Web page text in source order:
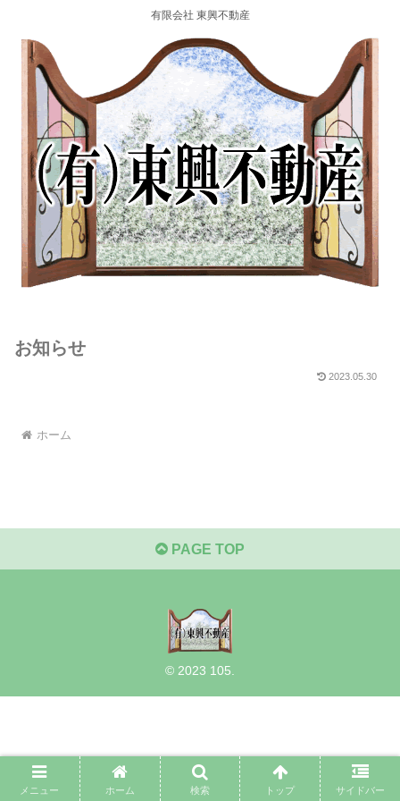
有限会社 東興不動産
お知らせ
2023.05.30
ホーム
PAGE TOP
© 2023 105.
メニュー ホーム 検索 トップ サイドバー